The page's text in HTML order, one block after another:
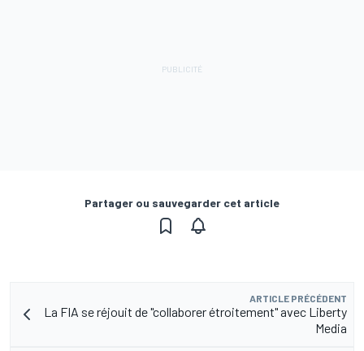
Partager ou sauvegarder cet article
ARTICLE PRÉCÉDENT
La FIA se réjouit de "collaborer étroitement" avec Liberty
Media